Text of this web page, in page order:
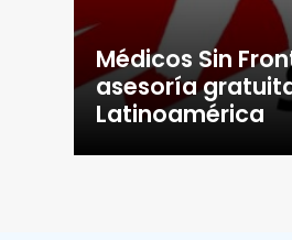
Médicos Sin
asesoría
Latinoamérica